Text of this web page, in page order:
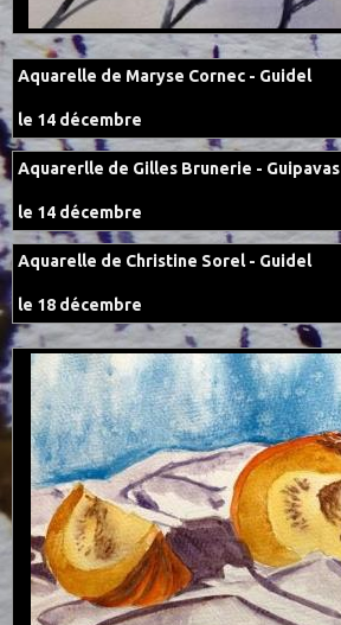
Aquarelle de Maryse Cornec - Guidel
le 14 décembre
Aquarerlle de Gilles Brunerie - Guipavas
le 14 décembre
Aquarelle de Christine Sorel - Guidel
le 18 décembre